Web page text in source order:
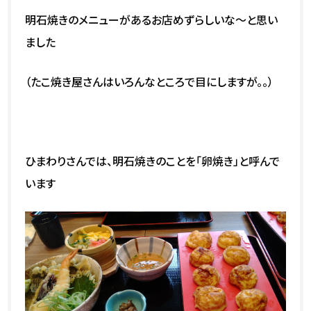
明石焼きのメニューがあるお店めずらしいな～と思い
ました
（たこ焼き屋さんはいろんなところで目にしますが。。）
ひまわりさんでは、明石焼きのことを「卵焼き」と呼んで
います